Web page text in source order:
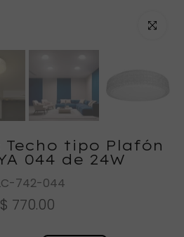
Haz
tipo Plafón
044 de 24W
742-044
$ 770.00